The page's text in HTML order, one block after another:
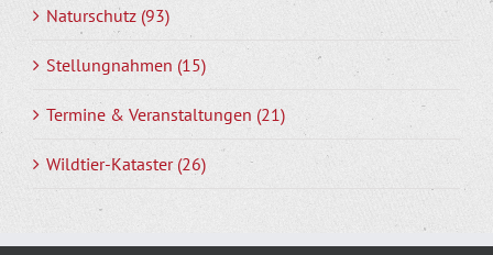
Naturschutz (93)
Stellungnahmen (15)
Termine & Veranstaltungen (21)
Wildtier-Kataster (26)